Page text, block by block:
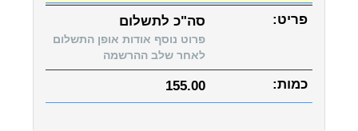
סה"כ לתשלום
פרוט נוסף אודות אופן התשלום
לאחר שלב ההרשמה
155.00